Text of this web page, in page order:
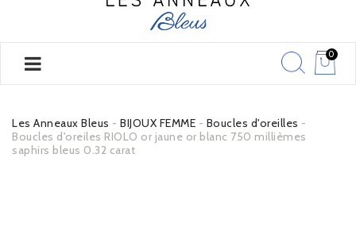
0
Les Anneaux Bleus BIJOUX FEMME
Boucles d'oreilles
Boucles d'oreiles RIOLO or jaune or blanc 750 millièmes
saphirs bleus 0.32 carat